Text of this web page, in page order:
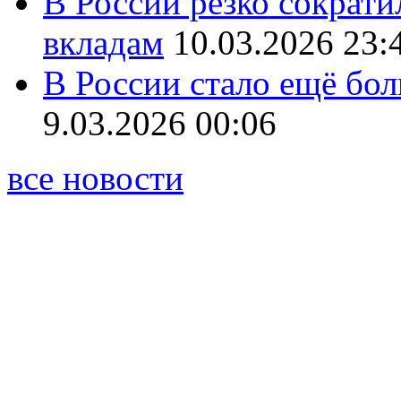
вкладам 10.03.2026
В России стало ещё
9.03.2026 00:06
все новости